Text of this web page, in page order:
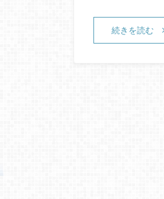
続きを読む